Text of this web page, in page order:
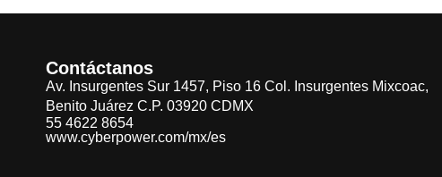
Contáctanos
Av. Insurgentes Sur 1457, Piso 16 Col. Insurgentes Mixcoac,
Benito Juárez C.P. 03920 CDMX
55 4622 8654
www.cyberpower.com/mx/es